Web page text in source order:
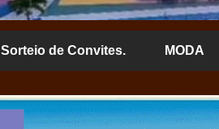
Sorteio de Convites. MODA